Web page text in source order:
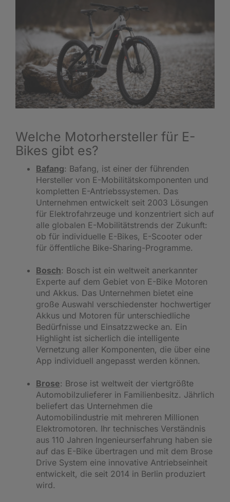
Welche Motorhersteller für E-
Bikes gibt es?
Bafang: Bafang, ist einer der führenden
Hersteller von E-Mobilitätskomponenten und
kompletten E-Antriebssystemen. Das
Unternehmen entwickelt seit 2003 Lösungen
für Elektrofahrzeuge und konzentriert sich auf
alle globalen E-Mobilitätstrends der Zukunft:
ob für individuelle E-Bikes, E-Scooter oder
für öffentliche Bike-Sharing-Programme.
Bosch: Bosch ist ein weltweit anerkannter
Experte auf dem Gebiet von E-Bike Motoren
und Akkus. Das Unternehmen bietet eine
große Auswahl verschiedenster hochwertiger
Akkus und Motoren für unterschiedliche
Bedürfnisse und Einsatzzwecke an. Ein
Highlight ist sicherlich die intelligente
Vernetzung aller Komponenten, die über eine
App individuell angepasst werden können.
Brose: Brose ist weltweit der viertgrößte
Automobilzulieferer in Familienbesitz. Jährlich
beliefert das Unternehmen die
Automobilindustrie mit mehreren Millionen
Elektromotoren. Ihr technisches Verständnis
aus 110 Jahren Ingenieurserfahrung haben sie
auf das E-Bike übertragen und mit dem Brose
Drive System eine innovative Antriebseinheit
entwickelt, die seit 2014 in Berlin produziert
wird.